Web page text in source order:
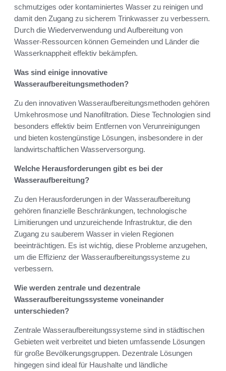
schmutziges oder kontaminiertes Wasser zu reinigen und
damit den Zugang zu sicherem Trinkwasser zu verbessern.
Durch die Wiederverwendung und Aufbereitung von
Wasser-Ressourcen können Gemeinden und Länder die
Wasserknappheit effektiv bekämpfen.
Was sind einige innovative
Wasseraufbereitungsmethoden?
Zu den innovativen Wasseraufbereitungsmethoden gehören
Umkehrosmose und Nanofiltration. Diese Technologien sind
besonders effektiv beim Entfernen von Verunreinigungen
und bieten kostengünstige Lösungen, insbesondere in der
landwirtschaftlichen Wasserversorgung.
Welche Herausforderungen gibt es bei der
Wasseraufbereitung?
Zu den Herausforderungen in der Wasseraufbereitung
gehören finanzielle Beschränkungen, technologische
Limitierungen und unzureichende Infrastruktur, die den
Zugang zu sauberem Wasser in vielen Regionen
beeinträchtigen. Es ist wichtig, diese Probleme anzugehen,
um die Effizienz der Wasseraufbereitungssysteme zu
verbessern.
Wie werden zentrale und dezentrale
Wasseraufbereitungssysteme voneinander
unterschieden?
Zentrale Wasseraufbereitungssysteme sind in städtischen
Gebieten weit verbreitet und bieten umfassende Lösungen
für große Bevölkerungsgruppen. Dezentrale Lösungen
hingegen sind ideal für Haushalte und ländliche